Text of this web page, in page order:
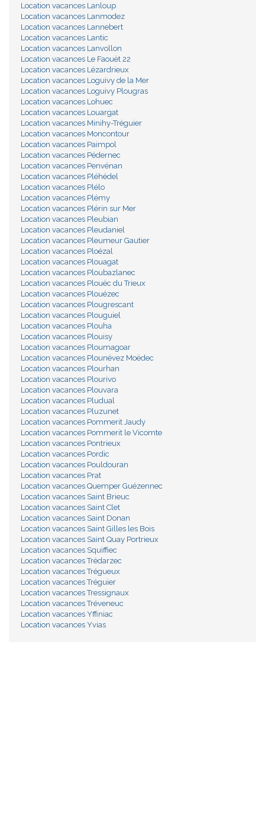
Location vacances Lanloup
Location vacances Lanmodez
Location vacances Lannebert
Location vacances Lantic
Location vacances Lanvollon
Location vacances Le Faouët 22
Location vacances Lézardrieux
Location vacances Loguivy de la Mer
Location vacances Loguivy Plougras
Location vacances Lohuec
Location vacances Louargat
Location vacances Minihy-Tréguier
Location vacances Moncontour
Location vacances Paimpol
Location vacances Pédernec
Location vacances Penvénan
Location vacances Pléhédel
Location vacances Plélo
Location vacances Plémy
Location vacances Plérin sur Mer
Location vacances Pleubian
Location vacances Pleudaniel
Location vacances Pleumeur Gautier
Location vacances Ploézal
Location vacances Plouagat
Location vacances Ploubazlanec
Location vacances Plouëc du Trieux
Location vacances Plouézec
Location vacances Plougrescant
Location vacances Plouguiel
Location vacances Plouha
Location vacances Plouisy
Location vacances Ploumagoar
Location vacances Plounévez Moëdec
Location vacances Plourhan
Location vacances Plourivo
Location vacances Plouvara
Location vacances Pludual
Location vacances Pluzunet
Location vacances Pommerit Jaudy
Location vacances Pommerit le Vicomte
Location vacances Pontrieux
Location vacances Pordic
Location vacances Pouldouran
Location vacances Prat
Location vacances Quemper Guézennec
Location vacances Saint Brieuc
Location vacances Saint Clet
Location vacances Saint Donan
Location vacances Saint Gilles les Bois
Location vacances Saint Quay Portrieux
Location vacances Squiffiec
Location vacances Trédarzec
Location vacances Trégueux
Location vacances Tréguier
Location vacances Tressignaux
Location vacances Tréveneuc
Location vacances Yffiniac
Location vacances Yvias